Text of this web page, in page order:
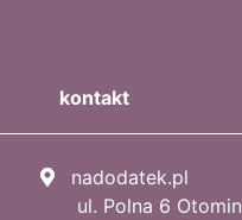
kontakt
nadodatek.pl
ul. Polna 6 Otomin